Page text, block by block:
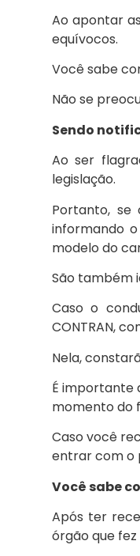
Ao apontar
equívocos.
Você sabe
Não se
Sendo
Ao ser
legislação.
Portanto,
informando
modelo do
São também
Caso o
CONTRAN,
Nela,
É importante
momento do
Caso você
entrar com o
Você sabe
Após ter
órgão que